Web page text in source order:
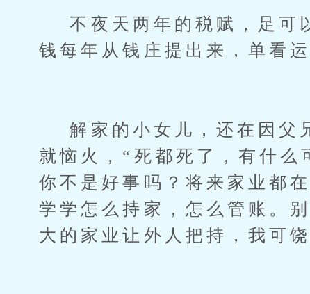
不夜天两年的税赋，足可
钱每年从钱庄提出来，单看
解家的小女儿，还在因父
就恼火，“死都死了，有什么
你不是好事吗？将来家业都
学学怎么持家，怎么管账。
大的家业让外人把持，我可